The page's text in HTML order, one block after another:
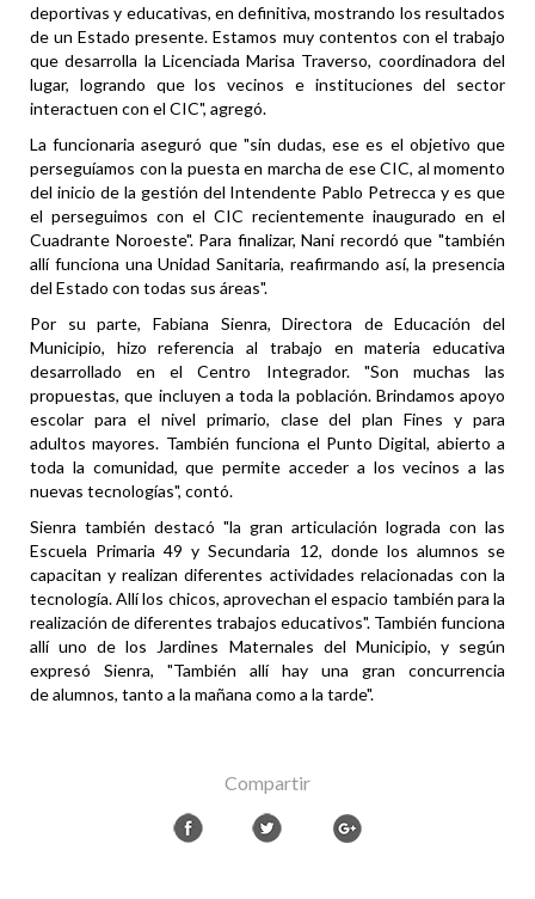
deportivas y educativas, en definitiva, mostrando los resultados
de un Estado presente. Estamos muy contentos con el trabajo
que desarrolla la Licenciada Marisa Traverso, coordinadora del
lugar, logrando que los vecinos e instituciones del sector
interactuen con el CIC", agregó.
La funcionaria aseguró que "sin dudas, ese es el objetivo que
perseguíamos con la puesta en marcha de ese CIC, al momento
del inicio de la gestión del Intendente Pablo Petrecca y es que
el perseguimos con el CIC recientemente inaugurado en el
Cuadrante Noroeste". Para finalizar, Nani recordó que "también
allí funciona una Unidad Sanitaria, reafirmando así, la presencia
del Estado con todas sus áreas".
Por su parte, Fabiana Sienra, Directora de Educación del
Municipio, hizo referencia al trabajo en materia educativa
desarrollado en el Centro Integrador. "Son muchas las
propuestas, que incluyen a toda la población. Brindamos apoyo
escolar para el nivel primario, clase del plan Fines y para
adultos mayores. También funciona el Punto Digital, abierto a
toda la comunidad, que permite acceder a los vecinos a las
nuevas tecnologías", contó.
Sienra también destacó "la gran articulación lograda con las
Escuela Primaria 49 y Secundaria 12, donde los alumnos se
capacitan y realizan diferentes actividades relacionadas con la
tecnología. Allí los chicos, aprovechan el espacio también para la
realización de diferentes trabajos educativos". También funciona
allí uno de los Jardines Maternales del Municipio, y según
expresó Sienra, "También allí hay una gran concurrencia
de alumnos, tanto a la mañana como a la tarde".
Compartir